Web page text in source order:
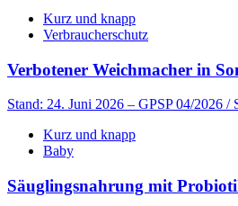
Kurz und knapp
Verbraucherschutz
Verbotener Weichmacher in
Stand: 24. Juni 2026 – GPSP 04/2026 /
Kurz und knapp
Baby
Säuglingsnahrung mit